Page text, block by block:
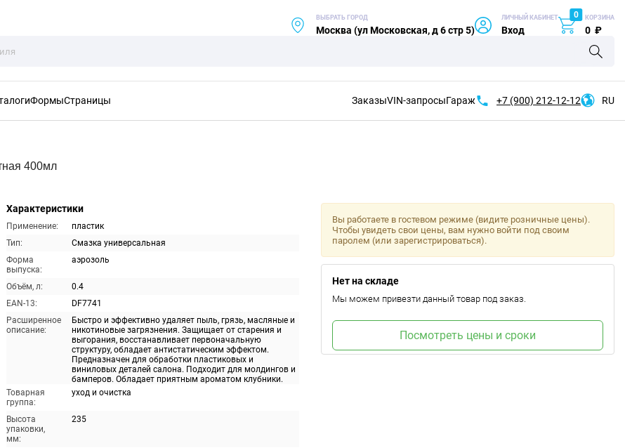
ВЫБРАТЬ ГОРОД
Москва (ул Московская, д 6 стр 5)
ЛИЧНЫЙ КАБИНЕТ
Вход
0 КОРЗИНА
0 ₽
ФормыСтраницы ЗаказыVIN-запросыГараж +7 (900) 212-12-12 RU
400мл
Характеристики
Применение:
пластик
Тип:
Смазка универсальная
Форма
выпуска:
аэрозоль
Объём, л:
0.4
EAN-13:
DF7741
Расширенное
описание:
Быстро и эффективно удаляет пыль, грязь, масляные и
никотиновые загрязнения. Защищает от старения и
выгорания, восстанавливает первоначальную
структуру, обладает антистатическим эффектом.
Предназначен для обработки пластиковых и
виниловых деталей салона. Подходит для молдингов и
бамперов. Обладает приятным ароматом клубники.
Товарная
группа:
уход и очистка
Высота
упаковки,
мм:
235
Вы работаете в гостевом режиме (видите розничные цены).
Чтобы увидеть свои цены, вам нужно войти под своим
паролем (или зарегистрироваться).
Нет на складе
Мы можем привезти данный товар под заказ.
Посмотреть цены и сроки